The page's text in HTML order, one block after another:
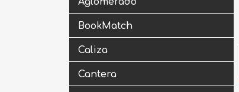
BookMatch
Caliza
Cantera